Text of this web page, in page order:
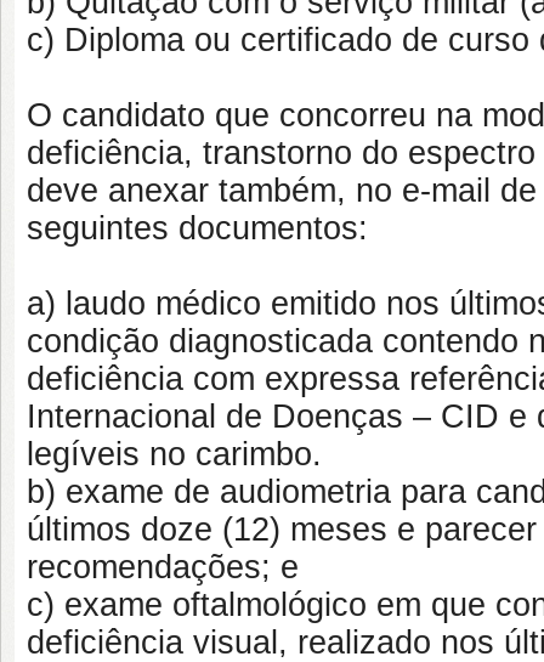
c) Diploma ou certificado de
O candidato que concorreu na
deficiência, transtorno do
deve anexar também, no e-mail
seguintes documentos:
a) laudo médico emitido nos
condição diagnosticada contendo
deficiência com expressa
Internacional de Doenças – CID
legíveis no carimbo.
b) exame de audiometria para
últimos doze (12) meses e
recomendações; e
c) exame oftalmológico em que
deficiência visual, realizado nos